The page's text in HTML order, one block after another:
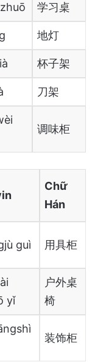
学习桌
地灯
杯子架
刀架
调味柜
Chữ
Hán
guì 用具柜
yǐ
户外桌
椅
装饰柜